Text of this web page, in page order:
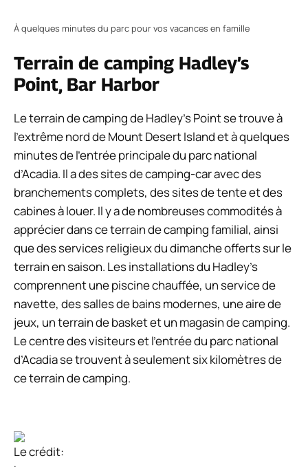
À quelques minutes du parc pour vos vacances en famille
Terrain de camping Hadley’s
Point, Bar Harbor
Le terrain de camping de Hadley’s Point se trouve à
l’extrême nord de Mount Desert Island et à quelques
minutes de l’entrée principale du parc national
d’Acadia. Il a des sites de camping-car avec des
branchements complets, des sites de tente et des
cabines à louer. Il y a de nombreuses commodités à
apprécier dans ce terrain de camping familial, ainsi
que des services religieux du dimanche offerts sur le
terrain en saison. Les installations du Hadley’s
comprennent une piscine chauffée, un service de
navette, des salles de bains modernes, une aire de
jeux, un terrain de basket et un magasin de camping.
Le centre des visiteurs et l’entrée du parc national
d’Acadia se trouvent à seulement six kilomètres de
ce terrain de camping.
Le crédit: